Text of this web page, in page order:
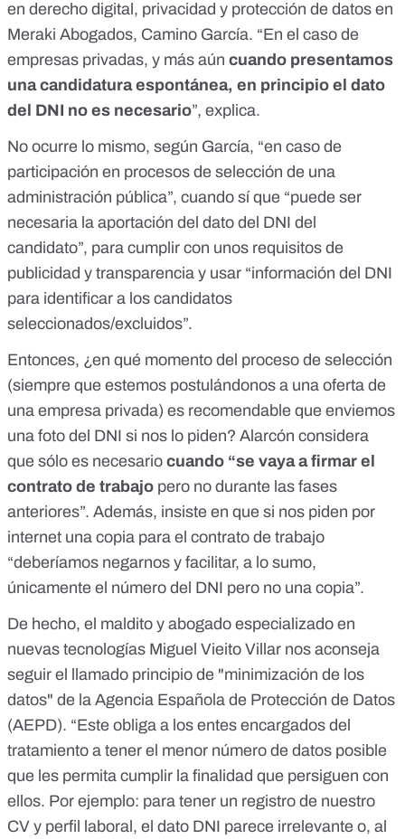
en derecho digital, privacidad y protección de datos en
Meraki Abogados, Camino García. “En el caso de
empresas privadas, y más aún cuando presentamos
una candidatura espontánea, en principio el dato
del DNI no es necesario”, explica.
No ocurre lo mismo, según García, “en caso de
participación en procesos de selección de una
administración pública”, cuando sí que “puede ser
necesaria la aportación del dato del DNI del
candidato”, para cumplir con unos requisitos de
publicidad y transparencia y usar “información del DNI
para identificar a los candidatos
seleccionados/excluidos”.
Entonces, ¿en qué momento del proceso de selección
(siempre que estemos postulándonos a una oferta de
una empresa privada) es recomendable que enviemos
una foto del DNI si nos lo piden? Alarcón considera
que sólo es necesario cuando “se vaya a firmar el
contrato de trabajo pero no durante las fases
anteriores”. Además, insiste en que si nos piden por
internet una copia para el contrato de trabajo
“deberíamos negarnos y facilitar, a lo sumo,
únicamente el número del DNI pero no una copia”.
De hecho, el maldito y abogado especializado en
nuevas tecnologías Miguel Vieito Villar nos aconseja
seguir el llamado principio de "minimización de los
datos" de la Agencia Española de Protección de Datos
(AEPD). “Este obliga a los entes encargados del
tratamiento a tener el menor número de datos posible
que les permita cumplir la finalidad que persiguen con
ellos. Por ejemplo: para tener un registro de nuestro
CV y perfil laboral, el dato DNI parece irrelevante o, al